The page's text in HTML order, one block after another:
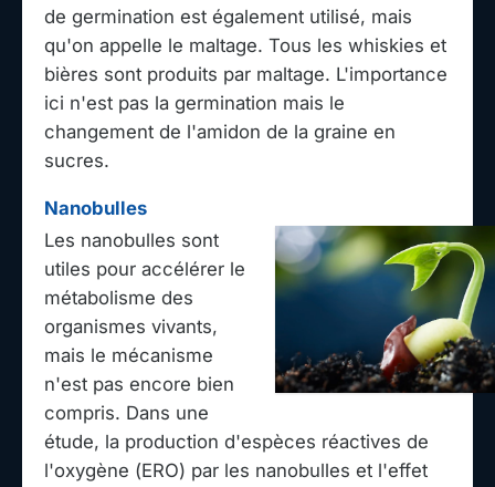
de germination est également utilisé, mais
qu'on appelle le maltage. Tous les whiskies et
bières sont produits par maltage. L'importance
ici n'est pas la germination mais le
changement de l'amidon de la graine en
sucres.
Nanobulles
Les nanobulles sont
utiles pour accélérer le
métabolisme des
organismes vivants,
mais le mécanisme
n'est pas encore bien
compris. Dans une
étude, la production d'espèces réactives de
l'oxygène (ERO) par les nanobulles et l'effet